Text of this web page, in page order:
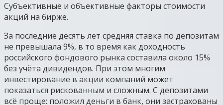
Субъективные и объективные факторы стоимости
акций на бирже.
За последние десять лет средняя ставка по депозитам
не превышала 9%, в то время как доходность
российского фондового рынка составила около 15%
без учёта дивидендов. При этом многим
инвестирование в акции компаний может
показаться рискованным и сложным. С депозитами
всё проще: положил деньги в банк, они застрахованы